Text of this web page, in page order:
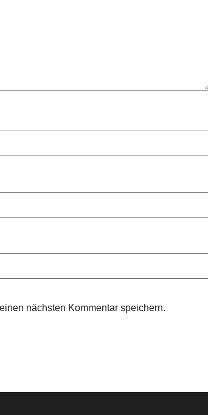
nächsten Kommentar speichern.